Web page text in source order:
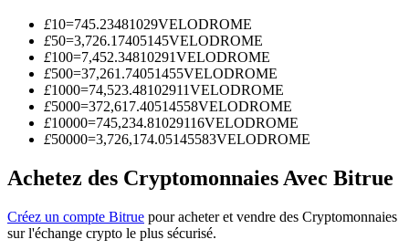
Information
Analyse de mégadonnées, y compris des informations
commerciales, etc.
£10=745.23481029VELODROME
£50=3,726.17405145VELODROME
£100=7,452.34810291VELODROME
£500=37,261.74051455VELODROME
£1000=74,523.48102911VELODROME
£5000=372,617.40514558VELODROME
£10000=745,234.81029116VELODROME
£50000=3,726,174.05145583VELODROME
Achetez des Cryptomonnaies Avec Bitrue
Créez un compte Bitrue pour acheter et vendre des Cryptomonnaies
sur l'échange crypto le plus sécurisé.